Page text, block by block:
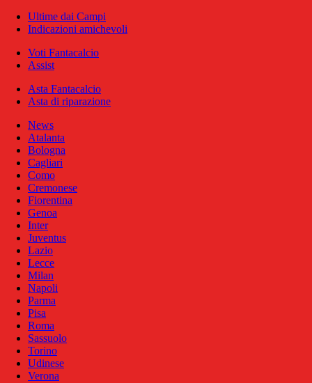
Ultime dai Campi
Indicazioni amichevoli
Voti Fantacalcio
Assist
Asta Fantacalcio
Asta di riparazione
News
Atalanta
Bologna
Cagliari
Como
Cremonese
Fiorentina
Genoa
Inter
Juventus
Lazio
Lecce
Milan
Napoli
Parma
Pisa
Roma
Sassuolo
Torino
Udinese
Verona